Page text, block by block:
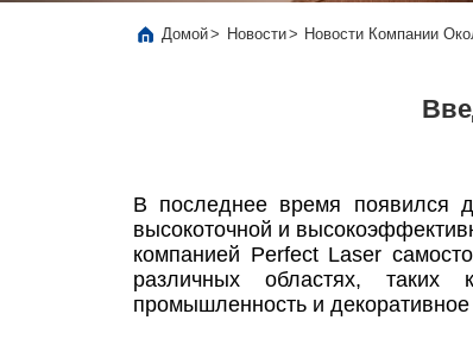
Домой> Новости> Новости Компании
В последнее время появился
высокоточной и
компанией Perfect Laser
различных областях, таких
промышленность и декоративное